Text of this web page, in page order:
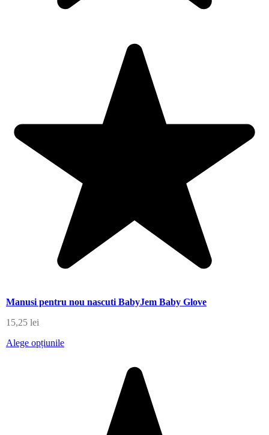
Manusi pentru nou nascuti BabyJem Baby Glove
15,25 lei
Alege opțiunile